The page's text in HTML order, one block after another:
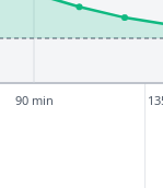
90 min